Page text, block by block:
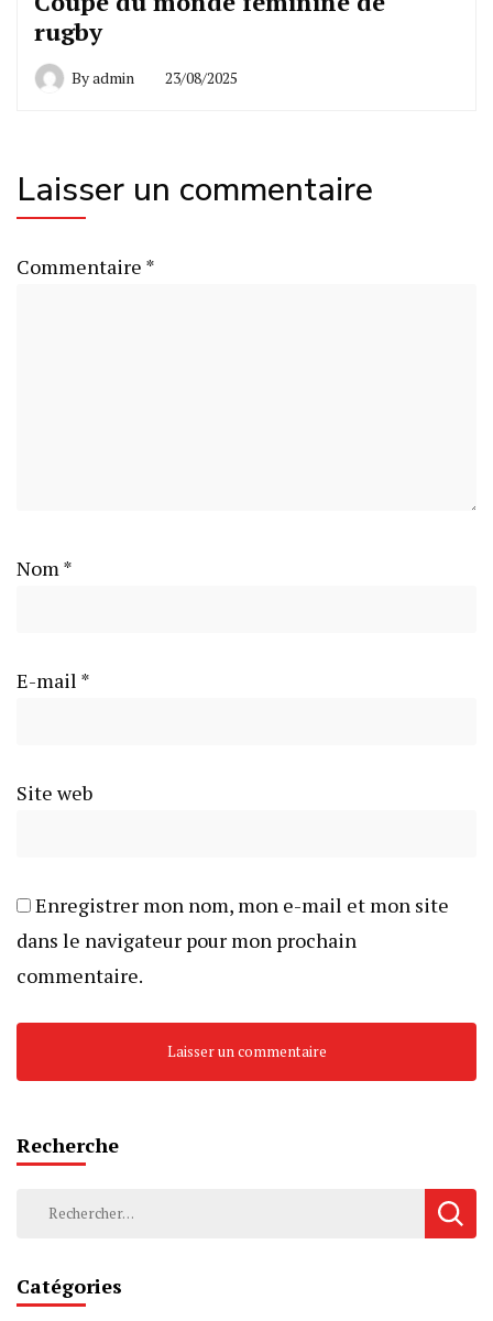
rugby
Byadmin 23/08/2025
Laisser un commentaire
Commentaire *
Nom *
E-mail *
Site web
Enregistrer mon nom, mon e-mail et mon site
dans le navigateur pour mon prochain
commentaire.
Recherche
Rechercher :
Catégories